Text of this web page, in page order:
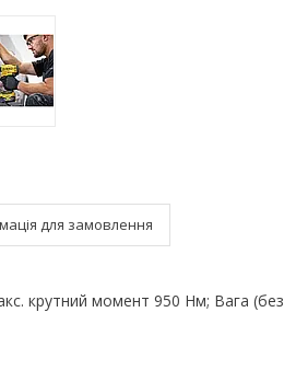
для замовлення
крутний момент 950 Нм; Вага (без